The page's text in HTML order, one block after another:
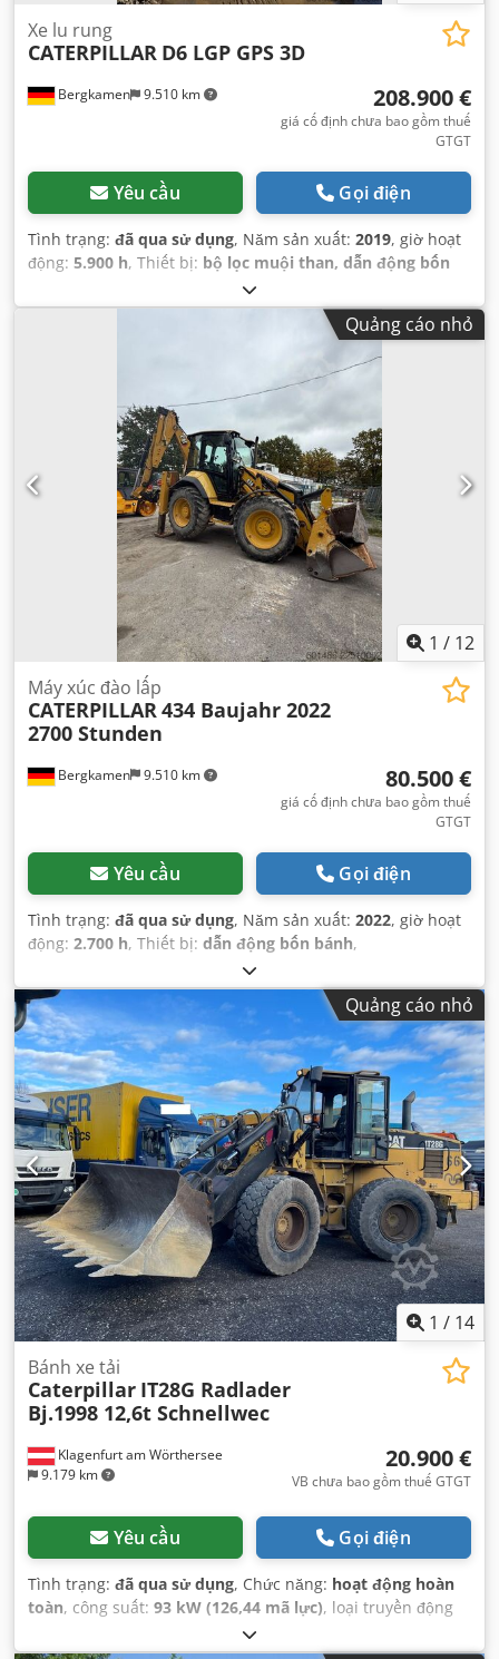
Bergkamen 9.510 km
Xe lu rung
CATERPILLAR D6 LGP GPS 3D
208.900 €
giá cố định chưa bao gồm thuế
GTGT
Yêu cầu Gọi điện
Tình trạng: đã qua sử dụng, Năm sản xuất: 2019, giờ hoạt
động: 5.900 h, Thiết bị: bộ lọc muội than, dẫn động bốn
Quảng cáo nhỏ
1 / 12
Bergkamen 9.510 km
Máy xúc đào lấp
CATERPILLAR434 Baujahr 2022
2700 Stunden
80.500 €
giá cố định chưa bao gồm thuế
GTGT
Yêu cầu Gọi điện
Tình trạng: đã qua sử dụng, Năm sản xuất: 2022, giờ hoạt
động: 2.700 h, Thiết bị: dẫn động bốn bánh,
Quảng cáo nhỏ
1 / 14
Klagenfurt am Wörthersee
9.179 km
Bánh xe tải
Caterpillar IT28G Radlader
Bj.1998 12,6t Schnellwec
20.900 €
VB chưa bao gồm thuế GTGT
Yêu cầu Gọi điện
Tình trạng: đã qua sử dụng, Chức năng: hoạt động hoàn
toàn, công suất: 93 kW (126,44 mã lực), loại truyền động
, loại nhiên liệu:
không tải:12.600 kg, trọng lượng vận hành:12.600 kg, cấu